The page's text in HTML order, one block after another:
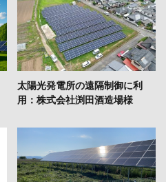
太陽光発電所の遠隔制御に利
用：株式会社渕田酒造場様